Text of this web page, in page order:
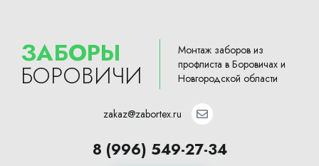
ЗАБОРЫ
БОРОВИЧИ
Монтаж заборов из
профлиста в Боровичах и
Новгородской области
zakaz@zabortex.ru
8 (996) 549-27-34